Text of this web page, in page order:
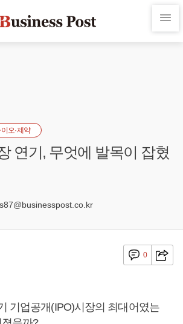
오·제약
연기, 무엇에 발목이 잡혔
0
기업공개(IPO)시장의 최대어였는